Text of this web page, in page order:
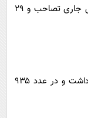
میلیون و ۲۵۲ هزار واحد که ۲۸ اردیبهشت سال جاری تصاحب و ۲۹
شاخص هم‌وزن نیز امروز ۷۱۶۲ واحد افزایش داشت و در عدد ۹۳۵